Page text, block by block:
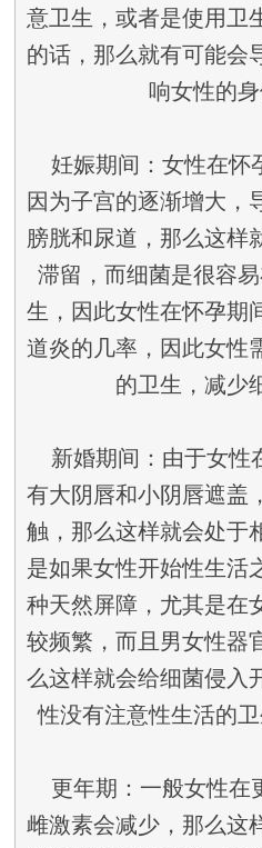
意卫生，或者是使用卫
的话，那么就有可能会
响女性的身
妊娠期间：女性在怀
因为子宫的逐渐增大，
膀胱和尿道，那么这样
滞留，而细菌是很容
生，因此女性在怀孕期
道炎的几率，因此女性
的卫生，减少
新婚期间：由于女性
有大阴唇和小阴唇遮盖
触，那么这样就会处于
是如果女性开始性生活
种天然屏障，尤其是在
较频繁，而且男女性器
么这样就会给细菌侵入
性没有注意性生活的卫
更年期：一般女性在
雌激素会减少，那么这